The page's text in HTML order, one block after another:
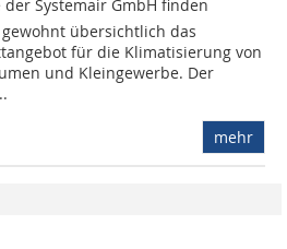
der Systemair GmbH finden
übersichtlich das
für die Klimatisierung von
und Kleingewerbe. Der
mehr